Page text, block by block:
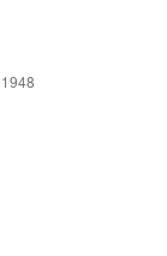
1948